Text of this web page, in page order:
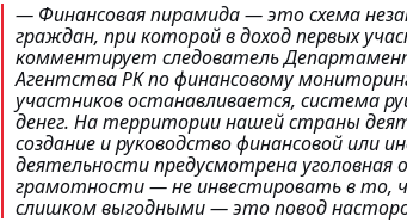
— Финансовая пирамида — это схема
граждан, при которой в доход первых
комментирует следователь
Агентства РК по финансовому
участников останавливается, система
денег. На территории нашей страны
создание и руководство финансовой или
деятельности предусмотрена уголовная
грамотности — не инвестировать в то,
слишком выгодными — это повод